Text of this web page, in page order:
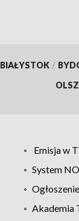
BIAŁYSTOK /
Emisja w
System
Akademia